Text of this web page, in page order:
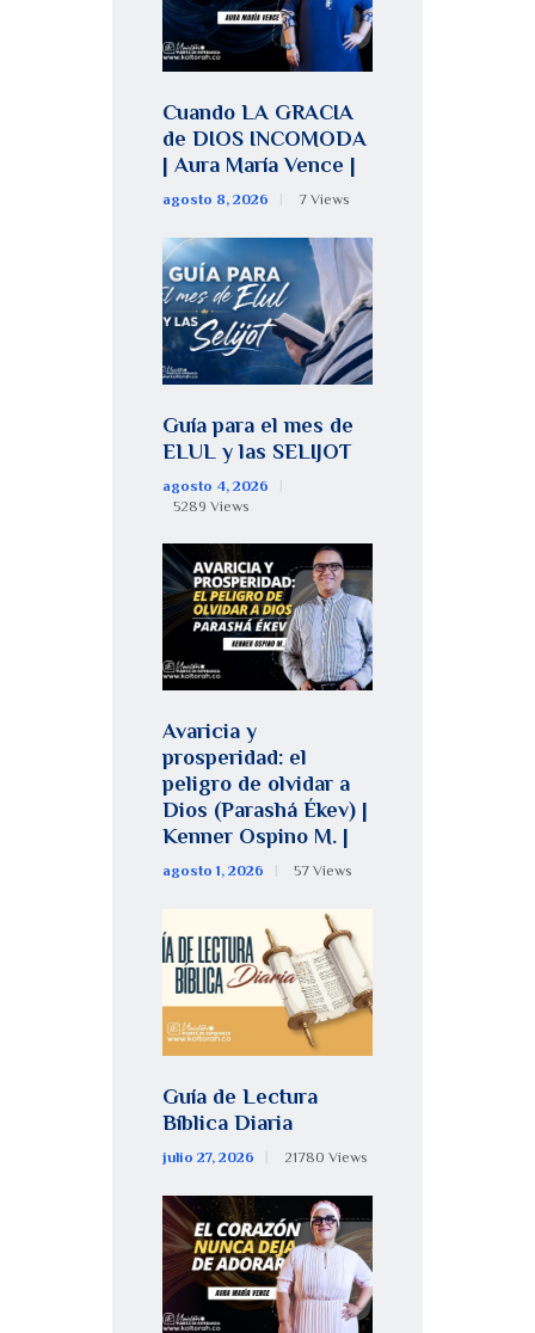
Cuando LA GRACIA
de DIOS INCOMODA
| Aura María Vence |
agosto 8, 2026 7 Views
Guía para el mes de
ELUL y las SELIJOT
agosto 4, 2026
5289 Views
Avaricia y
prosperidad: el
peligro de olvidar a
Dios (Parashá Ékev) |
Kenner Ospino M. |
agosto 1, 2026 57 Views
Guía de Lectura
Bíblica Diaria
julio 27, 2026 21780 Views